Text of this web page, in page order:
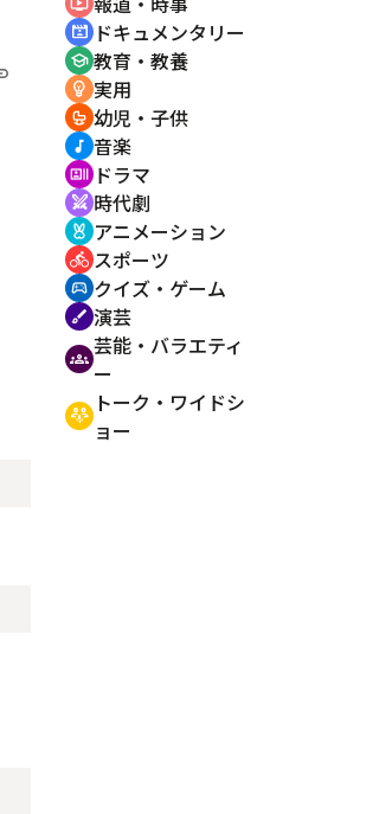
cinematic_blur ドキュメンタリー
school 教育・教養
emoji_objects 実用
crib 幼児・子供
music_note 音楽
recent_actors ドラマ
swords 時代劇
cruelty_free アニメーション
directions_bike スポーツ
sports_esports クイズ・ゲーム
brush 演芸
groups 芸能・バラエティ
ー
adaptive_audio_mic トーク・ワイドシ
ョー